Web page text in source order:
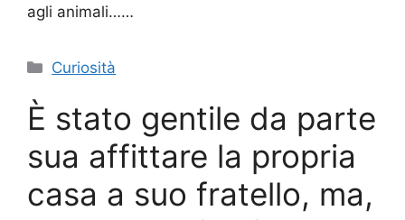
agli animali……
Categorie
Curiosità
È stato gentile da parte
sua affittare la propria
casa a suo fratello, ma,